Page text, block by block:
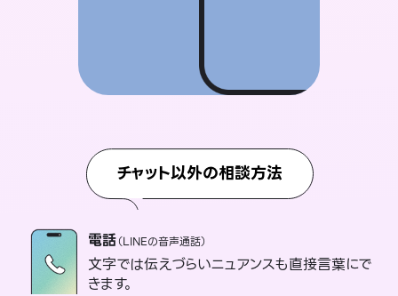
チャット以外の相談方法
電話（LINEの音声通話）
文字では伝えづらいニュアンスも直接言葉にで
きます。